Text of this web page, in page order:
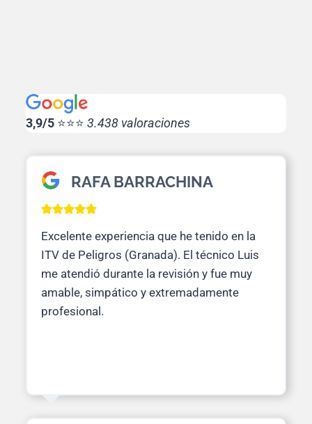
3,9/5⭐⭐⭐ 3.438 valoraciones
RAFA BARRACHINA
Excelente experiencia que he tenido en la
ITV de Peligros (Granada). El técnico Luis
me atendió durante la revisión y fue muy
amable, simpático y extremadamente
profesional.